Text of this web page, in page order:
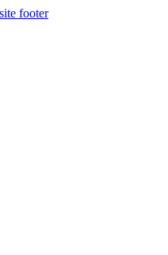
footer